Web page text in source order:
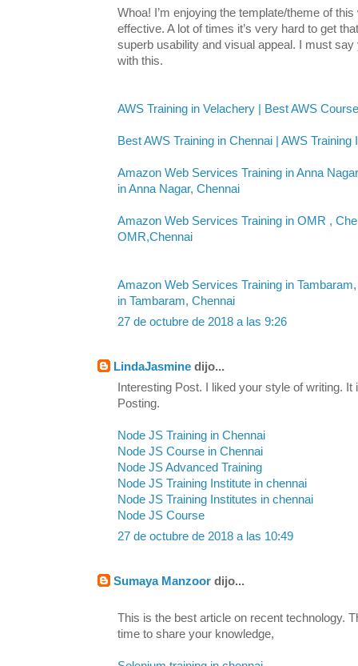
Whoa! I’m enjoying the template/theme of
effective. A lot of times it’s very hard to get
superb usability and visual appeal. I must say
with this.
AWS Training in Velachery | Best AWS
Best AWS Training in Chennai | AWS
Amazon Web Services Training in Anna
in Anna Nagar, Chennai
Amazon Web Services Training in OMR ,
OMR,Chennai
Amazon Web Services Training in
in Tambaram, Chennai
27 de octubre de 2018 a las 9:26
LindaJasmine dijo...
Interesting Post. I liked your style of writing.
Posting.
Node JS Training in Chennai
Node JS Course in Chennai
Node JS Advanced Training
Node JS Training Institute in chennai
Node JS Training Institutes in chennai
Node JS Course
27 de octubre de 2018 a las 10:49
Sumaya Manzoor dijo...
This is the best article on recent technology.
time to share your knowledge,